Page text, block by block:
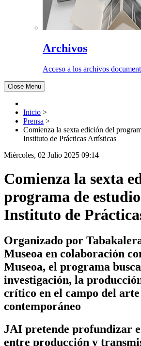
Archivos
Acceso a los archivos
Close Menu
Inicio >
Prensa >
Comienza la sexta edición del
Instituto de Prácticas Artísticas
Miércoles, 02 Julio 2025 09:14
Comienza la sexta
programa de
Instituto de
Organizado por
Museoa en colaboración
Museoa, el programa
investigación, la
crítico en el campo del arte
contemporáneo
JAI pretende profundizar
entre producción y